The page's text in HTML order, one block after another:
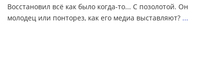
Восстановил всё как было когда-то... С позолотой. Он
молодец или понторез, как его медиа выставляют? ...